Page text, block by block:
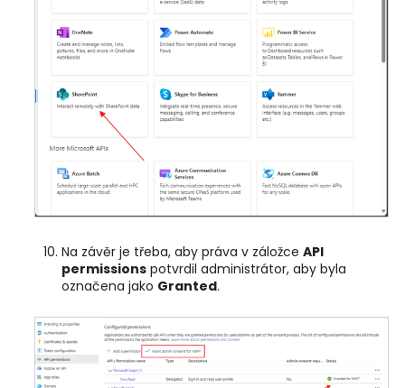
Na závěr je třeba, aby práva v záložce API
permissions potvrdil administrátor, aby byla
označena jako Granted.